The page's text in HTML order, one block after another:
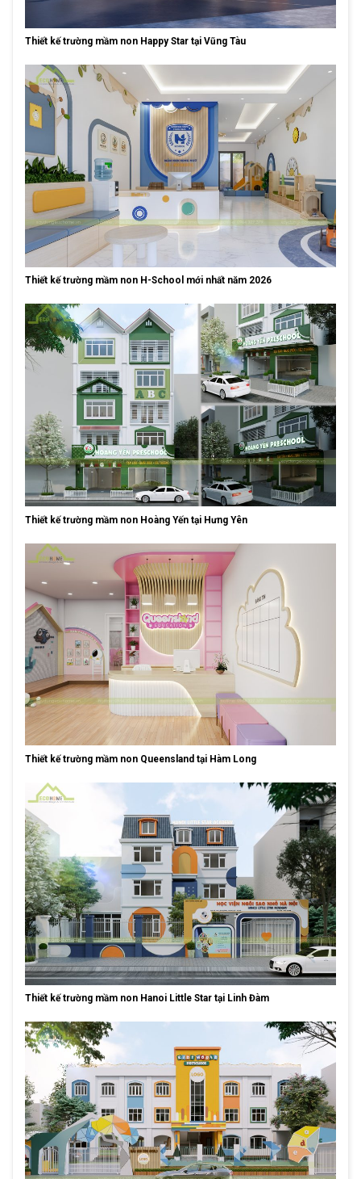
Thiết kế trường mầm non Happy Star tại Vũng Tàu
Thiết kế trường mầm non H-School mới nhất năm 2026
Thiết kế trường mầm non Hoàng Yến tại Hưng Yên
Thiết kế trường mầm non Queensland tại Hàm Long
Thiết kế trường mầm non Hanoi Little Star tại Linh Đàm